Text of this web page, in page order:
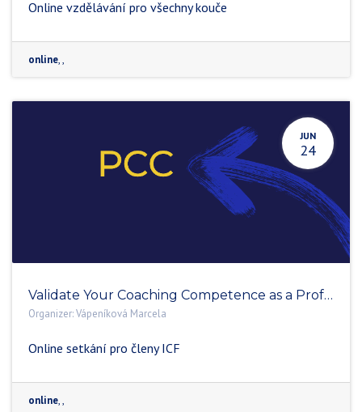
Online vzdělávání pro všechny kouče
online,,
JUN
24
Validate Your Coaching Competence as a Professional Certified Coach (PCC)
Organizer:Vápeníková Marcela
Online setkání pro členy ICF
online,,